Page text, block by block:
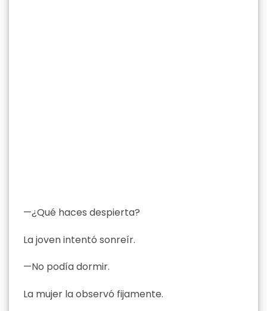
—¿Qué haces despierta?
La joven intentó sonreír.
—No podía dormir.
La mujer la observó fijamente.